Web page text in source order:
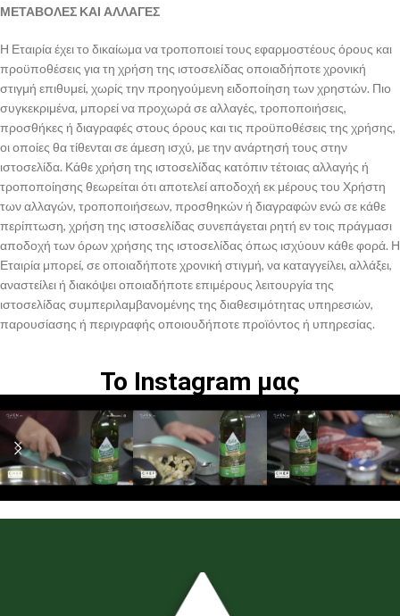
ΜΕΤΑΒΟΛΕΣ ΚΑΙ ΑΛΛΑΓΕΣ
Η Εταιρία έχει το δικαίωμα να τροποποιεί τους εφαρμοστέους όρους και
προϋποθέσεις για τη χρήση της ιστοσελίδας οποιαδήποτε χρονική
στιγμή επιθυμεί, χωρίς την προηγούμενη ειδοποίηση των χρηστών. Πιο
συγκεκριμένα, μπορεί να προχωρά σε αλλαγές, τροποποιήσεις,
προσθήκες ή διαγραφές στους όρους και τις προϋποθέσεις της χρήσης,
οι οποίες θα τίθενται σε άμεση ισχύ, με την ανάρτησή τους στην
ιστοσελίδα. Κάθε χρήση της ιστοσελίδας κατόπιν τέτοιας αλλαγής ή
τροποποίησης θεωρείται ότι αποτελεί αποδοχή εκ μέρους του Χρήστη
των αλλαγών, τροποποιήσεων, προσθηκών ή διαγραφών ενώ σε κάθε
περίπτωση, χρήση της ιστοσελίδας συνεπάγεται ρητή εν τοις πράγμασι
αποδοχή των όρων χρήσης της ιστοσελίδας όπως ισχύουν κάθε φορά. Η
Εταιρία μπορεί, σε οποιαδήποτε χρονική στιγμή, να καταγγείλει, αλλάξει,
αναστείλει ή διακόψει οποιαδήποτε επιμέρους λειτουργία της
ιστοσελίδας συμπεριλαμβανομένης της διαθεσιμότητας υπηρεσιών,
παρουσίασης ή περιγραφής οποιουδήποτε προϊόντος ή υπηρεσίας.
Το Instagram μας